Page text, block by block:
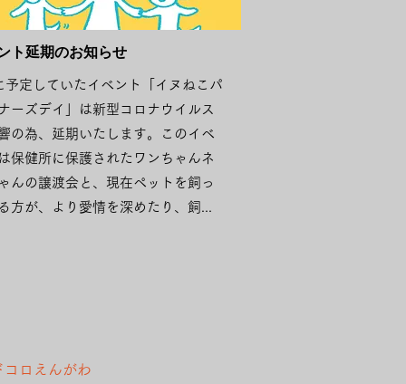
ト延期のお知らせ
予定していたイベント
「イヌねこパ
ーズデイ」は​新型コロナウイルス
の為、延期いたします。このイベ
保健所に保護されたワンちゃんネ
んの譲渡会と、現在ペットを飼っ
方が、より愛情を深めたり、飼...
コロえんがわ